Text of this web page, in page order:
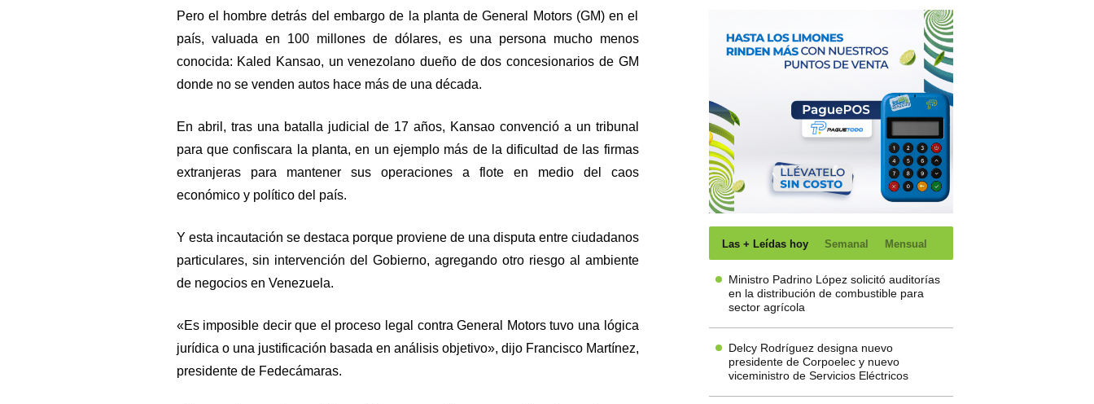
Pero el hombre detrás del embargo de la planta de General Motors (GM) en el
país, valuada en 100 millones de dólares, es una persona mucho menos
conocida: Kaled Kansao, un venezolano dueño de dos concesionarios de GM
donde no se venden autos hace más de una década.
En abril, tras una batalla judicial de 17 años, Kansao convenció a un tribunal
para que confiscara la planta, en un ejemplo más de la dificultad de las firmas
extranjeras para mantener sus operaciones a flote en medio del caos
económico y político del país.
Y esta incautación se destaca porque proviene de una disputa entre ciudadanos
particulares, sin intervención del Gobierno, agregando otro riesgo al ambiente
de negocios en Venezuela.
«Es imposible decir que el proceso legal contra General Motors tuvo una lógica
jurídica o una justificación basada en análisis objetivo», dijo Francisco Martínez,
presidente de Fedecámaras.
Las + Leídas hoy Semanal Mensual
Ministro Padrino López solicitó auditorías
en la distribución de combustible para
sector agrícola
Delcy Rodríguez designa nuevo
presidente de Corpoelec y nuevo
viceministro de Servicios Eléctricos